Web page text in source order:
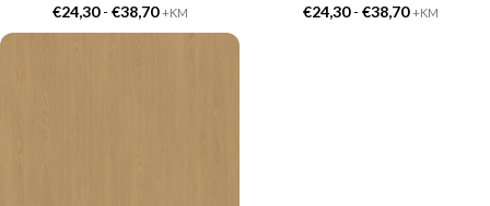
€24,30- €38,70 +KM €24,30- €38,70 +KM